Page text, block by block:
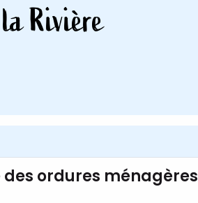
Rivière
ordures ménagères